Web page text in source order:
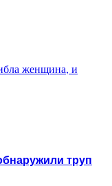
женщина, и
труп